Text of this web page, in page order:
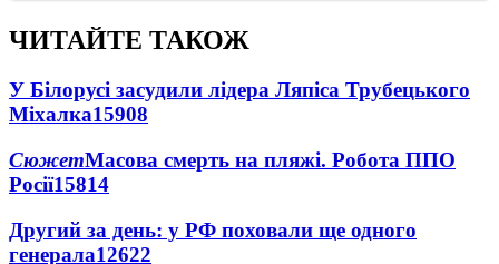
ЧИТАЙТЕ ТАКОЖ
У Білорусі засудили лідера Ляпіса Трубецького
Міхалка15908
СюжетМасова смерть на пляжі. Робота ППО
Росії15814
Другий за день: у РФ поховали ще одного
генерала12622